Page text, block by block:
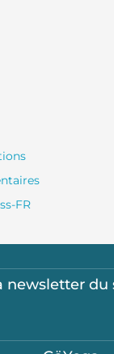
FR
newsletter du